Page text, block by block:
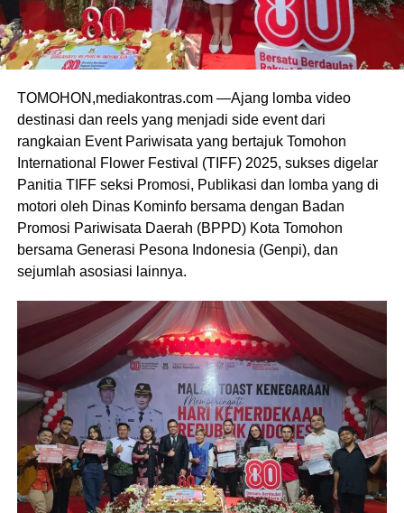
TOMOHON,mediakontras.com —Ajang lomba video
destinasi dan reels yang menjadi side event dari
rangkaian Event Pariwisata yang bertajuk Tomohon
International Flower Festival (TIFF) 2025, sukses digelar
Panitia TIFF seksi Promosi, Publikasi dan lomba yang di
motori oleh Dinas Kominfo bersama dengan Badan
Promosi Pariwisata Daerah (BPPD) Kota Tomohon
bersama Generasi Pesona Indonesia (Genpi), dan
sejumlah asosiasi lainnya.